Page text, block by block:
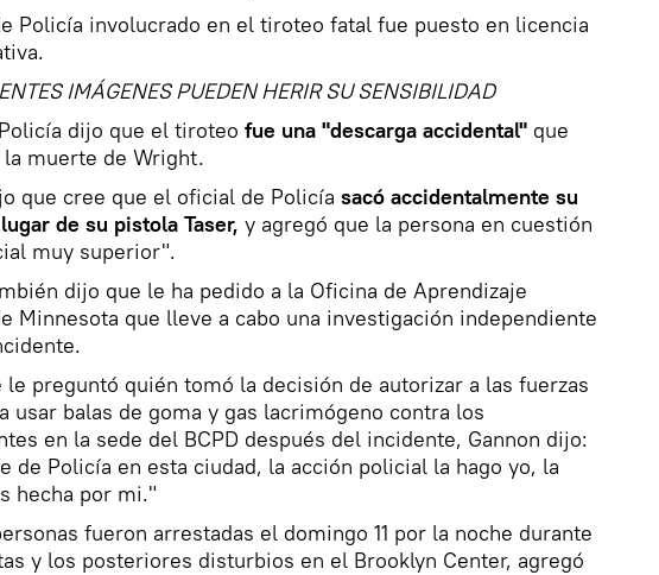
Policía involucrado en el tiroteo fatal fue puesto en licencia
IMÁGENES PUEDEN HERIR SU SENSIBILIDAD
dijo que el tiroteo fue una "descarga accidental" que
muerte de Wright.
que cree que el oficial de Policía sacó accidentalmente su
de su pistola Taser, y agregó que la persona en cuestión
muy superior".
dijo que le ha pedido a la Oficina de Aprendizaje
Minnesota que lleve a cabo una investigación independiente
le preguntó quién tomó la decisión de autorizar a las fuerzas
usar balas de goma y gas lacrimógeno contra los
en la sede del BCPD después del incidente, Gannon dijo:
de Policía en esta ciudad, la acción policial la hago yo, la
hecha por mi."
fueron arrestadas el domingo 11 por la noche durante
y los posteriores disturbios en el Brooklyn Center, agregó